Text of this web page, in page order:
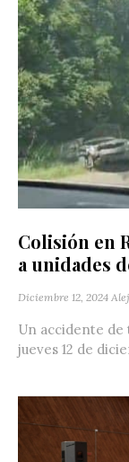
Colisión en
a unidades
Diciembre 12, 2024
Un accidente
jueves 12 de